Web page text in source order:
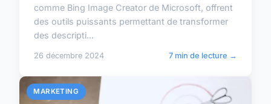
comme Bing Image Creator de Microsoft, offrent
des outils puissants permettant de transformer
des descripti...
26 décembre 2024 7 min de lecture →
MARKETING